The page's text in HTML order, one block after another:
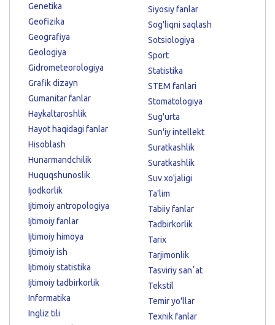
Genetika
Geofizika
Geografiya
Geologiya
Gidrometeorologiya
Grafik dizayn
Gumanitar fanlar
Haykaltaroshlik
Hayot haqidagi fanlar
Hisoblash
Hunarmandchilik
Huquqshunoslik
Ijodkorlik
Ijtimoiy antropologiya
Ijtimoiy fanlar
Ijtimoiy himoya
Ijtimoiy ish
Ijtimoiy statistika
Ijtimoiy tadbirkorlik
Informatika
Ingliz tili
Siyosiy fanlar
Sog'liqni saqlash
Sotsiologiya
Sport
Statistika
STEM fanlari
Stomatologiya
Sug'urta
Sun'iy intellekt
Suratkashlik
Suratkashlik
Suv xo'jaligi
Ta'lim
Tabiiy fanlar
Tadbirkorlik
Tarix
Tarjimonlik
Tasviriy sanʼat
Tekstil
Temir yo'llar
Texnik fanlar